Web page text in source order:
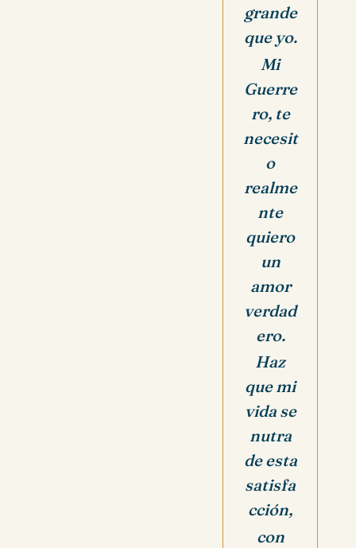
grande
que yo.
Mi
Guerre
ro, te
necesit
o
realme
nte
quiero
un
amor
verdad
ero.
Haz
que mi
vida se
nutra
de esta
satisfa
cción,
con